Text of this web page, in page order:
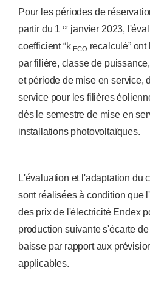
Pour les périodes de
partir du 1 erjanvier 2023,
coefficient “k ECO recalculé”
par filière, classe de
et période de mise en service,
service pour les filières
dès le semestre de mise en
installations photovoltaïques.
L'évaluation et l'adaptation du
sont réalisées à condition que
des prix de l'électricité Endex
production suivante s'écarte
baisse par rapport aux
applicables.